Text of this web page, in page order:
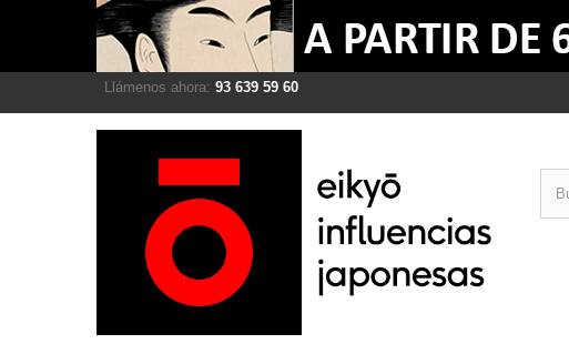
Llámenos ahora: 93 639 59 60